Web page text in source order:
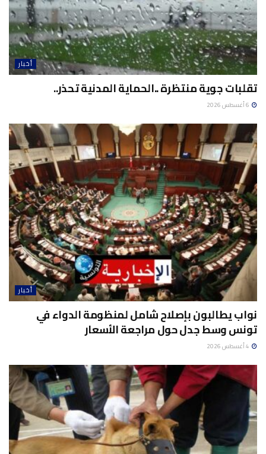
أخبار
تقلبات جوية منتظرة ..الحماية المدنية تحذر..
أخبار
نواب يطالبون بإصلاح شامل لمنظومة الدواء في
تونس وسط جدل حول مراجعة الأسعار